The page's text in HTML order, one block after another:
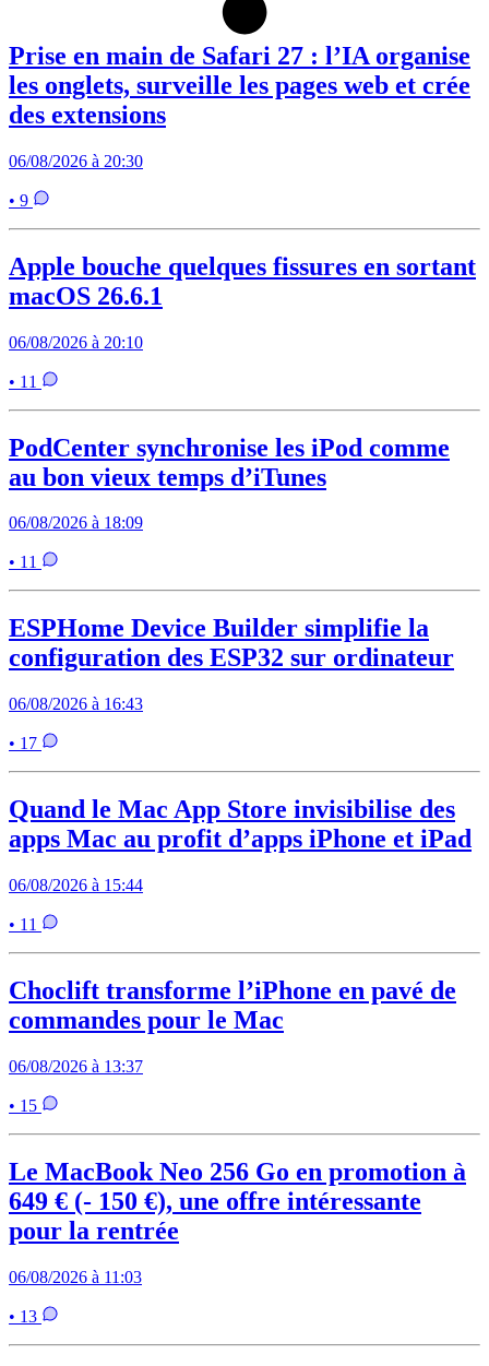
Prise en main de Safari 27 : l’IA organise
les onglets, surveille les pages web et crée
des extensions
06/08/2026 à 20:30
• 9
Apple bouche quelques fissures en sortant
macOS 26.6.1
06/08/2026 à 20:10
• 11
PodCenter synchronise les iPod comme
au bon vieux temps d’iTunes
06/08/2026 à 18:09
• 11
ESPHome Device Builder simplifie la
configuration des ESP32 sur ordinateur
06/08/2026 à 16:43
• 17
Quand le Mac App Store invisibilise des
apps Mac au profit d’apps iPhone et iPad
06/08/2026 à 15:44
• 11
Choclift transforme l’iPhone en pavé de
commandes pour le Mac
06/08/2026 à 13:37
• 15
Le MacBook Neo 256 Go en promotion à
649 € (- 150 €), une offre intéressante
pour la rentrée
06/08/2026 à 11:03
• 13